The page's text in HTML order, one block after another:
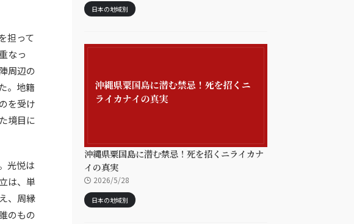
担って
なっ
周辺の
。地籍
を受け
境目に
光悦は
は、単
、周縁
のもの
日本の地域別
沖縄県粟国島に潜む禁忌！死を招くニライカナ
イの真実
2026/5/28
日本の地域別